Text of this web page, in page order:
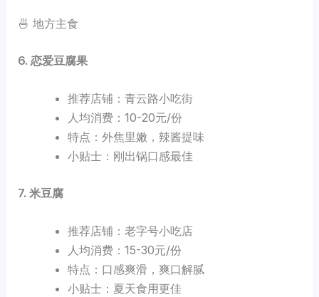
🍜 地方主食
6. 恋爱豆腐果
推荐店铺：青云路小吃街
人均消费：10-20元/份
特点：外焦里嫩，辣酱提味
小贴士：刚出锅口感最佳
7. 米豆腐
推荐店铺：老字号小吃店
人均消费：15-30元/份
特点：口感爽滑，爽口解腻
小贴士：夏天食用更佳